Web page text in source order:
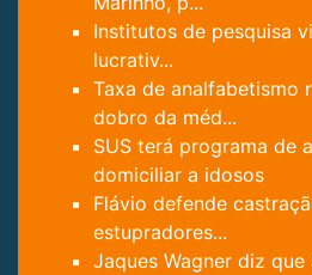
Institutos de pesquisa
lucrativ...
Taxa de analfabetismo
dobro da méd...
SUS terá programa de
domiciliar a idosos
Flávio defende
estupradores...
Jaques Wagner diz